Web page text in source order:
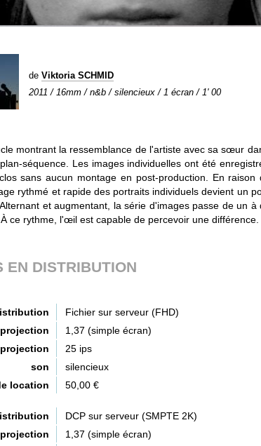
de Viktoria SCHMID
2011 / 16mm / n&b / silencieux / 1 écran / 1' 00
montrant la ressemblance de l'artiste avec sa sœur
séquence. Les images individuelles ont été
sans aucun montage en post-production. En raison
rythmé et rapide des portraits individuels devient un
et augmentant, la série d'images passe de un à
ce rythme, l'œil est capable de percevoir une différence.
EN DISTRIBUTION
Fichier sur serveur (FHD)
1,37 (simple écran)
25 ips
son
silencieux
location
50,00 €
DCP sur serveur (SMPTE 2K)
1,37 (simple écran)